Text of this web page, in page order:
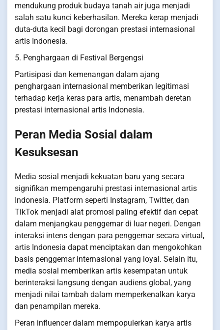
mendukung produk budaya tanah air juga menjadi
salah satu kunci keberhasilan. Mereka kerap menjadi
duta-duta kecil bagi dorongan prestasi internasional
artis Indonesia.
5. Penghargaan di Festival Bergengsi
Partisipasi dan kemenangan dalam ajang
penghargaan internasional memberikan legitimasi
terhadap kerja keras para artis, menambah deretan
prestasi internasional artis Indonesia.
Peran Media Sosial dalam
Kesuksesan
Media sosial menjadi kekuatan baru yang secara
signifikan mempengaruhi prestasi internasional artis
Indonesia. Platform seperti Instagram, Twitter, dan
TikTok menjadi alat promosi paling efektif dan cepat
dalam menjangkau penggemar di luar negeri. Dengan
interaksi intens dengan para penggemar secara virtual,
artis Indonesia dapat menciptakan dan mengokohkan
basis penggemar internasional yang loyal. Selain itu,
media sosial memberikan artis kesempatan untuk
berinteraksi langsung dengan audiens global, yang
menjadi nilai tambah dalam memperkenalkan karya
dan penampilan mereka.
Peran influencer dalam mempopulerkan karya artis